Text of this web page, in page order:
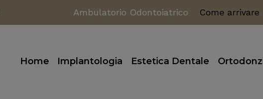
Ambulatorio Odontoiatrico Come arrivare
Home Implantologia Estetica Dentale